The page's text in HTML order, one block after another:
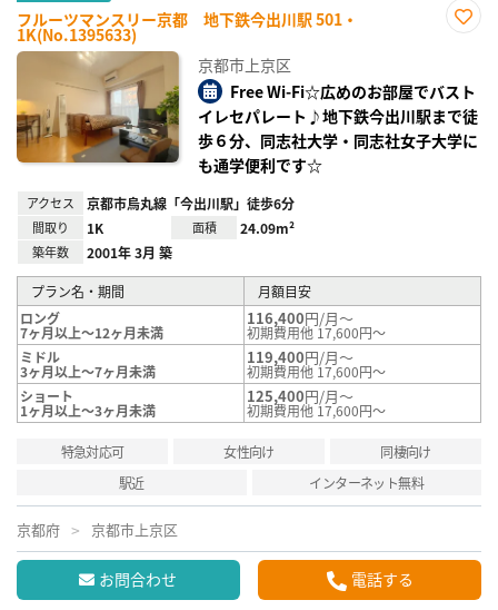
フルーツマンスリー京都 地下鉄今出川駅 501・
1K(No.1395633)
録
京都市上京区
Free Wi-Fi☆広めのお部屋でバスト
イレセパレート♪地下鉄今出川駅まで徒
歩６分、同志社大学・同志社女子大学に
も通学便利です☆
アクセス 京都市烏丸線「今出川駅」徒歩6分
間取り 1K 面積 24.09m²
築年数 2001年 3月 築
プラン名・期間
月額目安
ロング
7ヶ月以上～12ヶ月未満
116,400円/月～
初期費用他 17,600円～
ミドル
3ヶ月以上～7ヶ月未満
119,400円/月～
初期費用他 17,600円～
ショート
1ヶ月以上～3ヶ月未満
125,400円/月～
初期費用他 17,600円～
特急対応可 女性向け
同棲向け
駅近
インターネット無料
京都府 京都市上京区
お問合わせ 電話する